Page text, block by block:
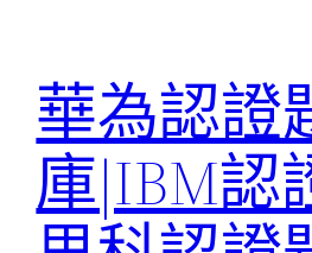
華為認證
庫|IBM認